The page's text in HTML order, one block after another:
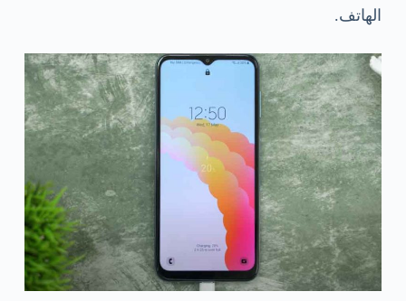
الهاتف.